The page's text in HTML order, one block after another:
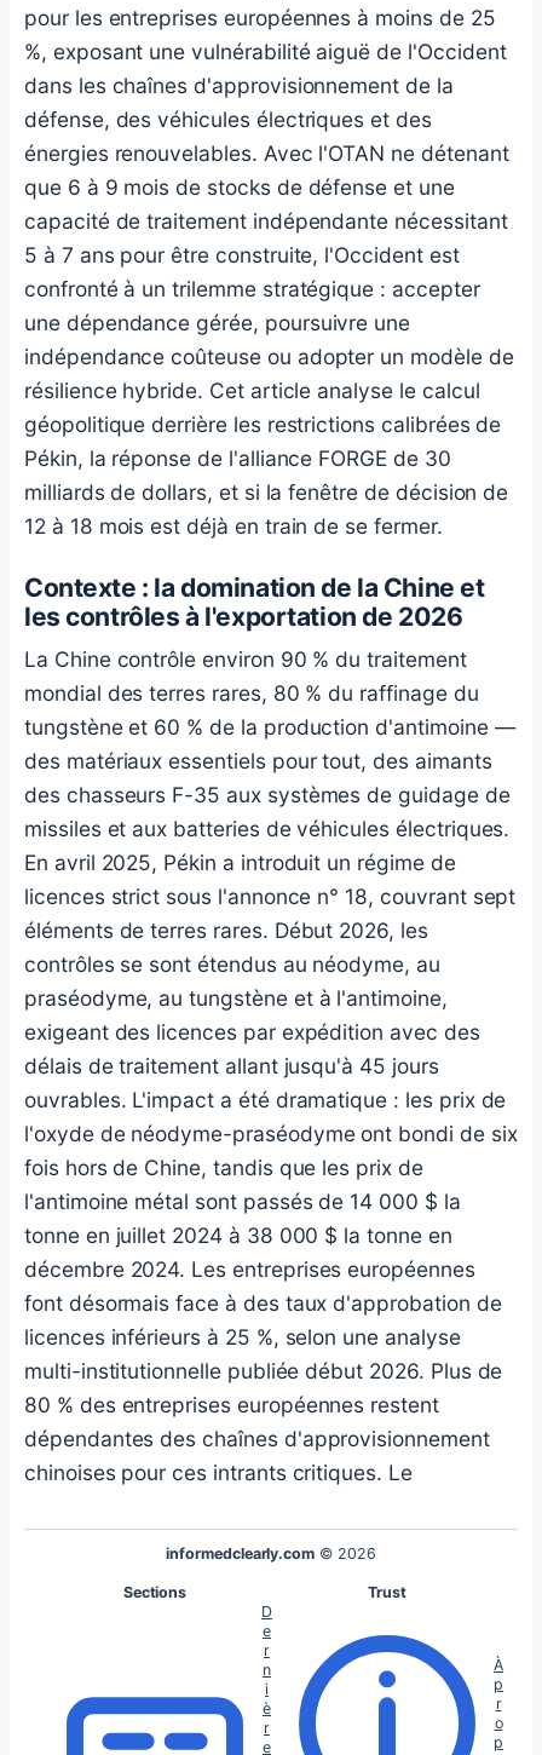
pour les entreprises européennes à moins de 25
%, exposant une vulnérabilité aiguë de l'Occident
dans les chaînes d'approvisionnement de la
défense, des véhicules électriques et des
énergies renouvelables. Avec l'OTAN ne détenant
que 6 à 9 mois de stocks de défense et une
capacité de traitement indépendante nécessitant
5 à 7 ans pour être construite, l'Occident est
confronté à un trilemme stratégique : accepter
une dépendance gérée, poursuivre une
indépendance coûteuse ou adopter un modèle de
résilience hybride. Cet article analyse le calcul
géopolitique derrière les restrictions calibrées de
Pékin, la réponse de l'alliance FORGE de 30
milliards de dollars, et si la fenêtre de décision de
12 à 18 mois est déjà en train de se fermer.
Contexte : la domination de la Chine et
les contrôles à l'exportation de 2026
La Chine contrôle environ 90 % du traitement
mondial des terres rares, 80 % du raffinage du
tungstène et 60 % de la production d'antimoine —
des matériaux essentiels pour tout, des aimants
des chasseurs F-35 aux systèmes de guidage de
missiles et aux batteries de véhicules électriques.
En avril 2025, Pékin a introduit un régime de
licences strict sous l'annonce n° 18, couvrant sept
éléments de terres rares. Début 2026, les
contrôles se sont étendus au néodyme, au
praséodyme, au tungstène et à l'antimoine,
exigeant des licences par expédition avec des
délais de traitement allant jusqu'à 45 jours
ouvrables. L'impact a été dramatique : les prix de
l'oxyde de néodyme-praséodyme ont bondi de six
fois hors de Chine, tandis que les prix de
l'antimoine métal sont passés de 14 000 $ la
tonne en juillet 2024 à 38 000 $ la tonne en
décembre 2024. Les entreprises européennes
font désormais face à des taux d'approbation de
licences inférieurs à 25 %, selon une analyse
multi-institutionnelle publiée début 2026. Plus de
80 % des entreprises européennes restent
dépendantes des chaînes d'approvisionnement
chinoises pour ces intrants critiques. Le
informedclearly.com © 2026
Sections
D
e
r
n
i
è
r
e
Trust
À
p
r
o
p